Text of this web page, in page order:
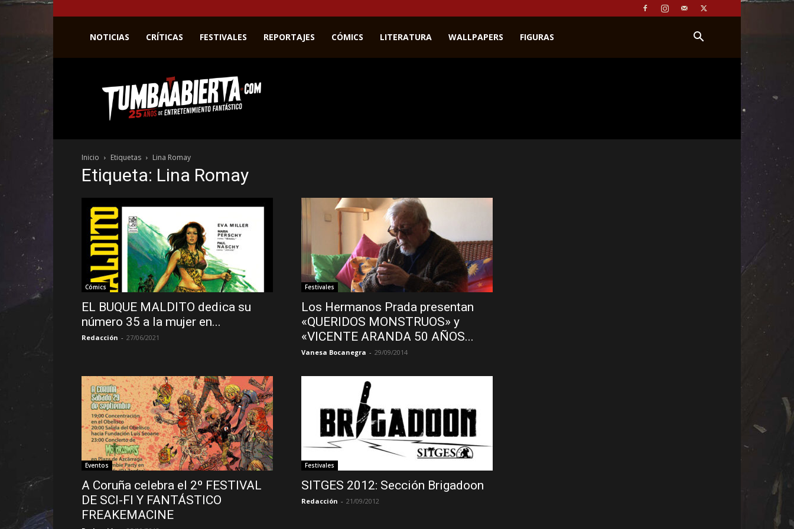
NOTICIAS CRÍTICAS FESTIVALES REPORTAJES CÓMICS LITERATURA WALLPAPERS FIGURAS
web
del
entretenimiento
el
género
fantástico.
Inicio Etiquetas Lina Romay
Etiqueta: Lina Romay
Cómics
EL BUQUE MALDITO dedica su
número 35 a la mujer en...
Redacción - 27/06/2021
Festivales
Los Hermanos Prada presentan
«QUERIDOS MONSTRUOS» y
«VICENTE ARANDA 50 AÑOS...
Vanesa Bocanegra - 29/09/2014
Eventos
A Coruña celebra el 2º FESTIVAL
DE SCI-FI Y FANTÁSTICO
FREAKEMACINE
Festivales
SITGES 2012: Sección Brigadoon
Redacción - 21/09/2012